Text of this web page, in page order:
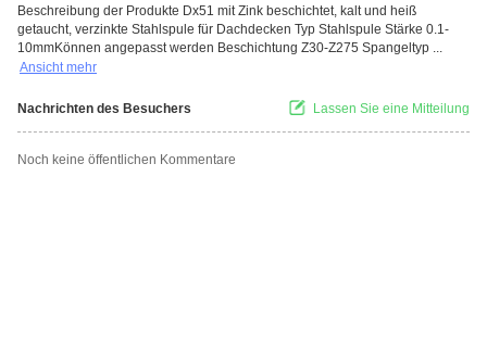
Beschreibung der Produkte Dx51 mit Zink beschichtet, kalt und heiß
getaucht, verzinkte Stahlspule für Dachdecken Typ Stahlspule Stärke 0.1-
10mmKönnen angepasst werden Beschichtung Z30-Z275 Spangeltyp ...
Ansicht mehr
Nachrichten des Besuchers Lassen Sie eine Mitteilung
Noch keine öffentlichen Kommentare